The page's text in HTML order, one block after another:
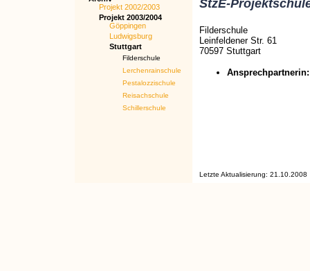
Projekt 2002/2003
Projekt 2003/2004
Göppingen
Ludwigsburg
Stuttgart
Filderschule
Lerchenrainschule
Pestalozzischule
Reisachschule
Schillerschule
StzE-
Filderschule
Leinfeldener Str. 61
70597 Stuttgart
Ansprechpartnerin:
Letzte Aktualisierung: 21.10.2008